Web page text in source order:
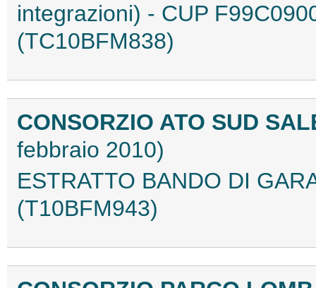
integrazioni) - CUP
(TC10BFM838)
CONSORZIO ATO SUD
febbraio 2010)
ESTRATTO BANDO DI
(T10BFM943)